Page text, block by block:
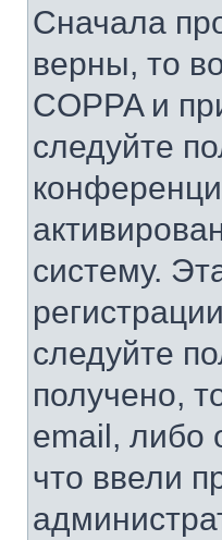
Сначала
верны, то
COPPA и
следуйте
систему.
следуйте
получено,
email, либо
что ввели